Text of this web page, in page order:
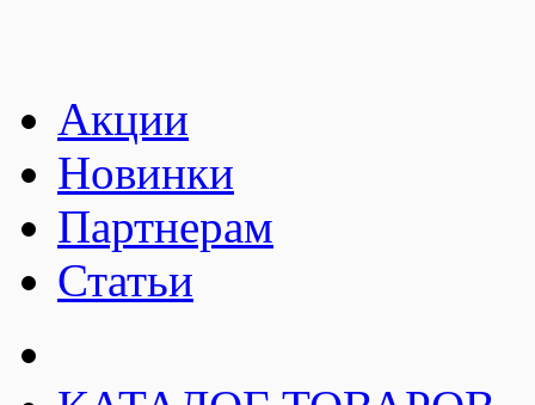
Акции
Новинки
Партнерам
Статьи